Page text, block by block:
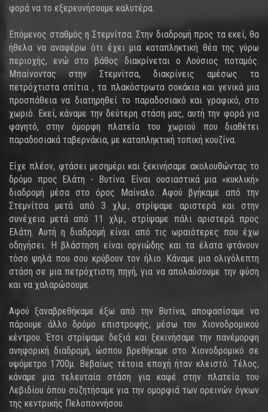
φορά να το εξερευνήσουμε καλυτέρα.
Επόμενος σταθμός η Στεμνίτσα. Στην διαδρομή προς τα εκεί, θα
ήθελα να αναφέρω ότι έχει μια καταπληκτική θέα της γύρω
περιοχής, ενώ στο βάθος διακρίνεται ο Λούσιος ποταμός.
Μπαίνοντας στην Στεμνίτσα, διακρίνεις αμέσως τα
πετρόχτιστα σπίτια , τα πλακόστρωτα σοκάκια και γενικά μια
προσπάθεια να διατηρηθεί το παραδοσιακό και γραφικό, στο
χωριό. Εκεί, κάναμε την δεύτερη στάση μας, αυτή την φορά για
φαγητό, στην όμορφη πλατεία του χωριού που διαθέτει
παραδοσιακά ταβερνάκια, με καταπληκτική τοπική κουζίνα.
Είχε πλέον, φτάσει μεσημέρι και ξεκινήσαμε ακολουθώντας το
δρόμο προς Ελάτη - Βυτίνα. Είναι ουσιαστικά μια «κυκλική»
διαδρομή μέσα στο όρος Μαίναλο. Αφού βγήκαμε από την
Στεμνίτσα μετά από 3 χλμ., στρίψαμε αριστερά και στην
συνέχεια μετά από 11 χλμ., στρίψαμε πάλι αριστερά προς
Ελάτη. Αυτή η διαδρομή είναι από τις ωραιότερες που έχω
οδηγήσει. Η βλάστηση είναι οργιώδης και τα έλατα φτάνουν
τόσο ψηλά που σου κρύβουν τον ήλιο. Κάναμε μια ολιγόλεπτη
στάση σε μια πετρόχτιστη πηγή, για να απολαύσουμε την φύση
και να χαλαρώσουμε.
Αφού ξαναβρεθήκαμε έξω από την Βυτίνα, αποφασίσαμε να
πάρουμε άλλο δρόμο επιστροφής, μέσω του Χιονοδρομικού
κέντρου. Έτσι στρίψαμε δεξιά και ξεκινήσαμε την πανέμορφη
ανηφορική διαδρομή, ώσπου βρεθήκαμε στο Χιονοδρομικό σε
υψόμετρο 1700μ. Βεβαίως τέτοια εποχή ήταν κλειστό. Τέλος,
κάναμε μια τελευταία στάση για καφέ στην πλατεία του
Λεβιδίου όπου συζητήσαμε για την ομορφιά των ορεινών όγκων
της κεντρικής Πελοποννήσου.